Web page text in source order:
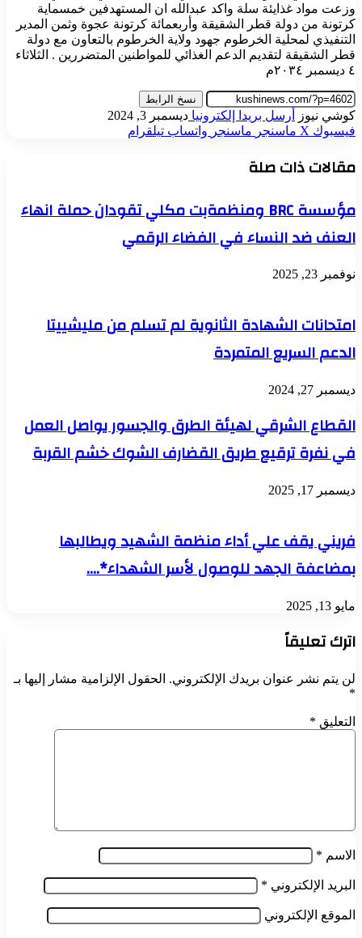
وزعت مواد غذايئة سلة واكد عبدالله ان المستهدفين خمسماية
كرتونة من دولة قطر الشقيقة وأربعمائة كرتونة عجوة وثمن المدير
التنفيذي لمحلية الخرطوم جهود ولاية الخرطوم بالتعاون مع دولة
قطر الشقيقة لتقديم الدعم الغذائي للمواطنين المتضررين . الثلاثاء
٤ ديسمبر ٢٠٣٤م
نسخ الرابط
كوشي نيوز أرسل بريدا إلكترونيا ديسمبر 3, 2024
فيسبوك ‫X ماسنجر ماسنجر واتساب تيلقرام
مقالات ذات صلة
مؤسسة BRC ومنظمةبت مكلي تقودان حملة انھاء
العنف ضد النساء في الفضاء الرقمي
نوفمبر 23, 2025
امتحانات الشھادة الثانوية لم تسلم من مليشييتا
الدعم السريع المتمردة
ديسمبر 27, 2024
القطاع الشرقي لهيئة الطرق والجسور يواصل العمل
في نفرة ترقيع طريق القضارف الشوك خشم القربة
ديسمبر 17, 2025
فريني يقف علي أداء منظمة الشهيد ويطالبها
بمضاعفة الجهد للوصول لأسر الشهداء*….
مايو 13, 2025
اترك تعليقاً
لن يتم نشر عنوان بريدك الإلكتروني. الحقول الإلزامية مشار إليها بـ
*
التعليق *
الاسم *
البريد الإلكتروني *
الموقع الإلكتروني